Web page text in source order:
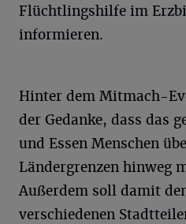
Flüchtlingshilfe im
informieren.
Hinter dem Mitmach-
der Gedanke, dass das
und Essen Menschen
Ländergrenzen hinweg
Außerdem soll damit
verschiedenen